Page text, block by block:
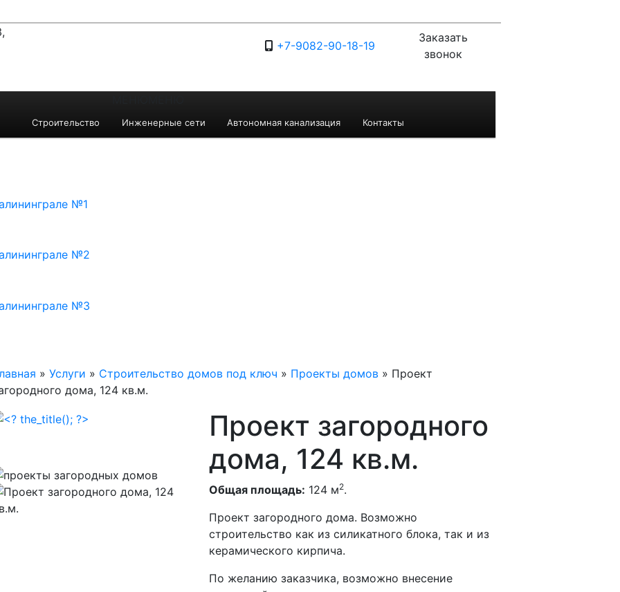
Заказать
звонок
+7-9082-90-18-19
Строительство Инженерные сети Автономная канализация Контакты
» Услуги » Строительство домов под ключ » Проекты домов » Проект
дома, 124 кв.м.
Проект загородного
дома, 124 кв.м.
Общая площадь: 124 м2.
Проект загородного дома. Возможно
строительство как из силикатного блока, так и из
керамического кирпича.
По желанию заказчика, возможно внесение